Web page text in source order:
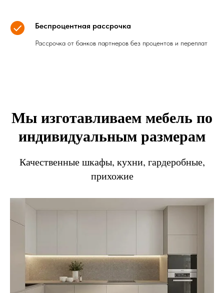
Беспроцентная рассрочка
Рассрочка от банков партнеров без процентов и переплат
Мы изготавливаем мебель по
индивидуальным размерам
Качественные шкафы, кухни, гардеробные,
прихожие